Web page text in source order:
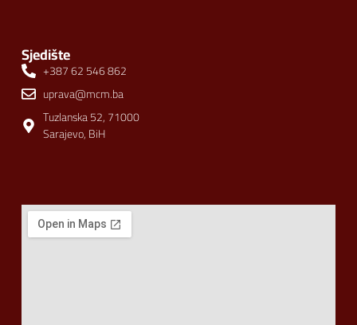
Sjedište
+387 62 546 862
uprava@mcm.ba
Tuzlanska 52, 71000
Sarajevo, BiH